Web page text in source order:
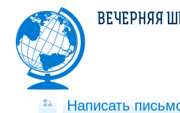
ВЕЧЕРНЯЯ
Написать